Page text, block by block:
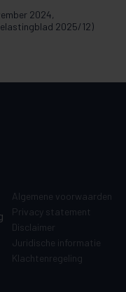
2024,
2025/12)
Algemene voorwaarden
Privacy statement
Disclaimer
Juridische informatie
Klachtenregeling